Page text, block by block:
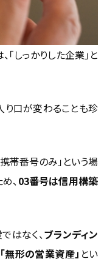
しっかりした企業」と
口が変わることも珍
帯番号のみ」という場
、 03番号は信用構築
はなく、ブランディン
形の営業資産」 とい